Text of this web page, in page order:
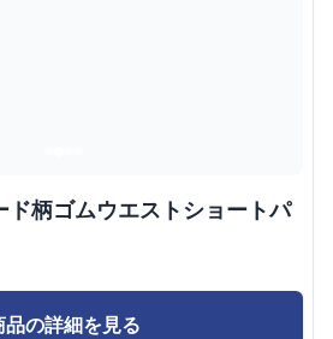
ド柄ゴムウエストショートパ
品の詳細を見る